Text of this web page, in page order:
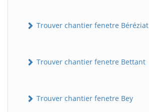
Trouver chantier fenetre Béréziat
Trouver chantier fenetre Bettant
Trouver chantier fenetre Bey